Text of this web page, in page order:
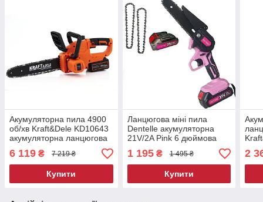
Акумуляторна пила 4900
об/хв Kraft&Dele KD10643
акумуляторна ланцюгова
пила
6 119 ₴ 7 219 ₴
Купити
Ланцюгова міні пила
Dentelle акумуляторна
21V/2A Pink 6 дюймова
1 195₴ 1 495 ₴
Купити
2